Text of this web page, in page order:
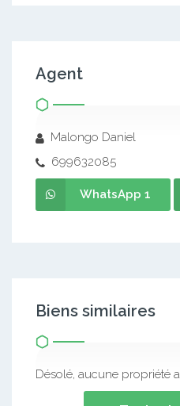
Agent
Malongo Daniel
699632085
WhatsApp 1
Biens similaires
Désolé, aucune propriété